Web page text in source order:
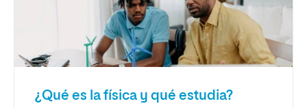
¿Qué es la física y qué estudia?